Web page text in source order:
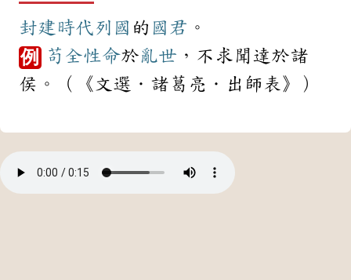
封建 時代列國 的 國君 。
例 苟全性命於亂世 ，不求聞達於諸
侯。（《文選．諸葛亮．出師表》）